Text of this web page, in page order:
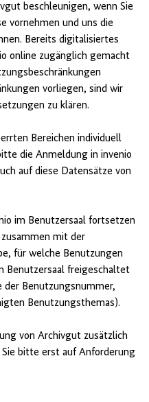
beschleunigen, wenn Sie
vornehmen und uns die
Bereits digitalisiertes
online zugänglich gemacht
vorliegen, sind wir
zu klären.
Bereichen individuell
die Anmeldung in invenio
auf diese Datensätze von
im Benutzersaal fortsetzen
mit der
für welche Benutzungen
Benutzersaal freigeschaltet
Benutzungsnummer,
Benutzungsthemas).
von Archivgut zusätzlich
bitte erst auf Anforderung